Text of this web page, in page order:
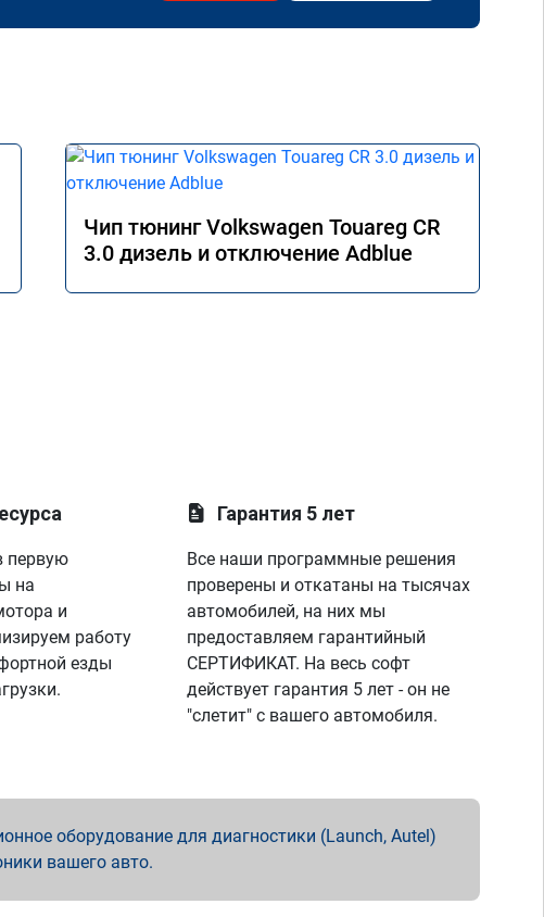
Чип тюнинг Volkswagen Touareg CR
3.0 дизель и отключение Adblue
первую
на
и
работу
езды
Гарантия 5 лет
Все наши программные решения
проверены и откатаны на тысячах
автомобилей, на них мы
предоставляем гарантийный
СЕРТИФИКАТ. На весь софт
действует гарантия 5 лет - он не
"слетит" с вашего автомобиля.
оборудование для диагностики (Launch, Autel)
вашего авто.